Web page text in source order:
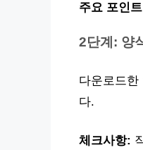
주요 포인
2단계: 양
다운로드한
다.
체크사항: